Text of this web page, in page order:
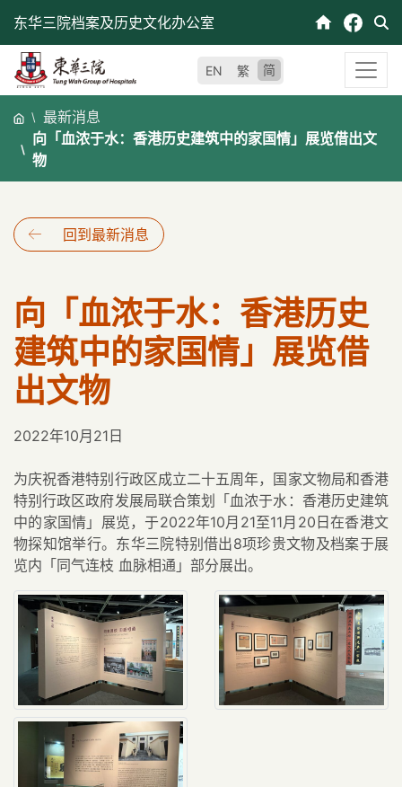
东华三院档案及历史文化办公室
EN 繁 简
最新消息
向「血浓于水：香港历史建筑中的家国情」展览借出文
物
回到最新消息
向「血浓于水：香港历史
建筑中的家国情」展览借
出文物
2022年10月21日
为庆祝香港特别行政区成立二十五周年，国家文物局和香港
特别行政区政府发展局联合策划「血浓于水：香港历史建筑
中的家国情」展览，于2022年10月21至11月20日在香港文
物探知馆举行。东华三院特别借出8项珍贵文物及档案于展
览内「同气连枝 血脉相通」部分展出。